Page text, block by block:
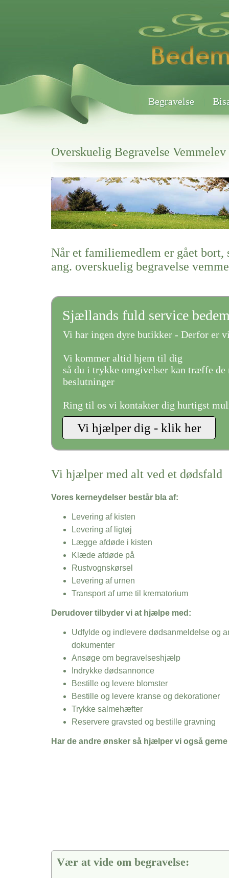
Begravelse
Overskuelig Begravelse Vemmelev
Her hos os får du altid en god afslutning når det gælder
Overskuelig Begravelse Vemmelev
vi hjælper i alle faser af begravelsel
Når et familiemedlem er gået bort,
ang. overskuelig begravelse
Sjællands fuld service
Vi har ingen dyre butikker - Derfor er
Vi kommer altid hjem til dig
så du i trykke omgivelser kan træffe de
beslutninger
Ring til os vi kontakter dig hurtigst
Vi hjælper med alt ved et dødsfald
Vores kerneydelser består bla af:
Levering af kisten
Levering af ligtøj
Lægge afdøde i kisten
Klæde afdøde på
Rustvognskørsel
Levering af urnen
Transport af urne til krematorium
Derudover tilbyder vi at hjælpe med:
Udfylde og indlevere dødsanmeldelse og
dokumenter
Ansøge om begravelseshjælp
Indrykke dødsannonce
Bestille og levere blomster
Bestille og levere kranse og dekorationer
Trykke salmehæfter
Reservere gravsted og bestille gravning
Har de andre ønsker så hjælper vi også gerne
Vær at vide om begravelse: